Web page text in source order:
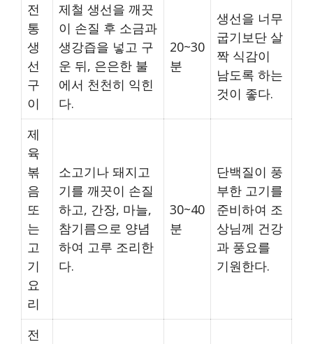
전
통
생
선
구
이
제철 생선을 깨끗
이 손질 후 소금과
생강즙을 넣고 구
운 뒤, 은은한 불
에서 천천히 익힌
다.
20~30
분
생선을 너무
굽기보단 살
짝 식감이
남도록 하는
것이 좋다.
제
육
볶
음
또
는
고
기
요
리
소고기나 돼지고
기를 깨끗이 손질
하고, 간장, 마늘,
참기름으로 양념
하여 고루 조리한
다.
30~40
분
단백질이 풍
부한 고기를
준비하여 조
상님께 건강
과 풍요를
기원한다.
전